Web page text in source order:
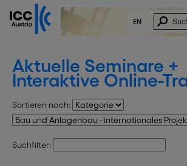
EN
Aktuelle Seminare +
Interaktive Online-
Sortieren nach:
Suchfilter: